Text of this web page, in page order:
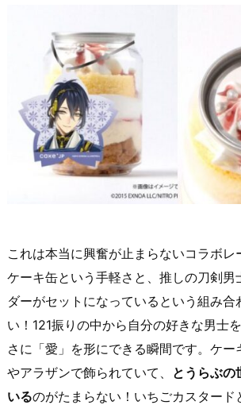
これは本当に興奮が止まらないコラボレ
ケーキ缶という手軽さと、推しの刀剣男
ダーがセットになっているという組み合
い！121振りの中から自分の好きな男士
さに「愛」を形にできる瞬間です。ケー
やアラザンで飾られていて、 とうらぶの
いるのがたまらない！いちごカスタード